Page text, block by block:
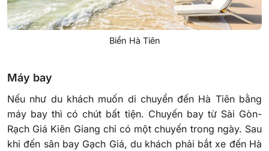
Biển Hà Tiên
Máy bay
Nếu như du khách muốn di chuyển đến Hà Tiên bằng
máy bay thì có chút bất tiện. Chuyến bay từ Sài Gòn-
Rạch Giá Kiên Giang chỉ có một chuyến trong ngày. Sau
khi đến sân bay Gạch Giá, du khách phải bắt xe đến Hà